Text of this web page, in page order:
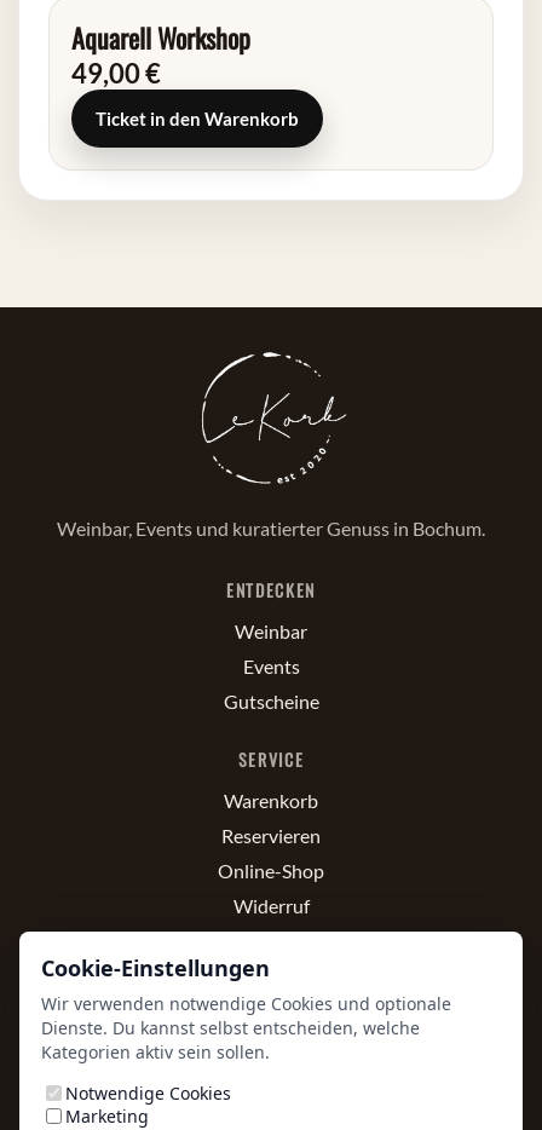
Aquarell Workshop
49,00 €
Ticket in den Warenkorb
Weinbar, Events und kuratierter Genuss in Bochum.
ENTDECKEN
Weinbar
Events
Gutscheine
SERVICE
Warenkorb
Reservieren
Online-Shop
Widerruf
RECHTLICHES
Impressum
Datenschutz
Cookie-Einstellungen
Wir verwenden notwendige Cookies und optionale
Dienste. Du kannst selbst entscheiden, welche
Kategorien aktiv sein sollen.
Notwendige Cookies
Marketing